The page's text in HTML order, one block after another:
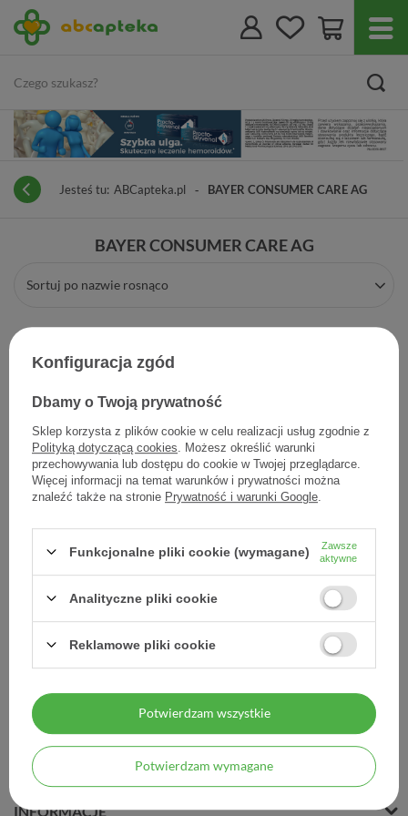
Jesteś tu: ABCapteka.pl BAYER CONSUMER CARE AG
BAYER CONSUMER CARE AG
Sortuj po nazwie rosnąco
Contour Plus paski
testowe do glukometru, 50
39,13 zł
0,78 zł / szt.
Contour TS, paski testowe
do glukometru, 50 szt
39,13 zł
0,78 zł / szt.
MOJE ZAMÓWIENIE
MOJE KONTO
INFORMACJE
Konfiguracja zgód
Dbamy o Twoją prywatność
Sklep korzysta z plików cookie w celu realizacji usług zgodnie z
Polityką dotyczącą cookies . Możesz określić warunki
przechowywania lub dostępu do cookie w Twojej przeglądarce.
Więcej informacji na temat warunków i prywatności można
znaleźć także na stronie Prywatność i warunki Google
Funkcjonalne pliki cookie (wymagane)
Zawsze
aktywne
Analityczne pliki cookie
Reklamowe pliki cookie
Potwierdzam wymagane
Potwierdzam wszystkie